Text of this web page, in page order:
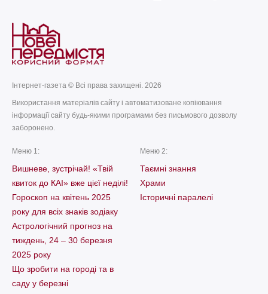
Інтернет-газета © Всі права захищені. 2026
Використання матеріалів сайту і автоматизоване копіювання
інформації сайту будь-якими програмами без письмового дозволу
заборонено.
Меню 1:
Вишневе, зустрічай! «Твій
квиток до КАІ» вже цієї неділі!
Гороскоп на квітень 2025
року для всіх знаків зодіаку
Астрологічний прогноз на
тиждень, 24 – 30 березня
2025 року
Що зробити на городі та в
саду у березні
Меню 2:
Таємні знання
Храми
Історичні паралелі